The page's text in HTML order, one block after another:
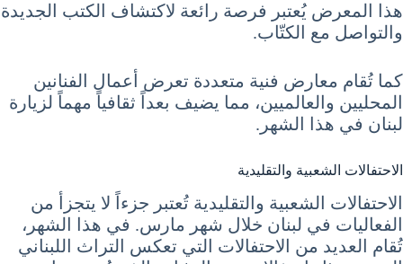
هذا المعرض يُعتبر فرصة رائعة لاكتشاف الكتب الجديدة
والتواصل مع الكتّاب.
كما تُقام معارض فنية متعددة تعرض أعمال الفنانين
المحليين والعالميين، مما يضيف بعداً ثقافياً مهماً لزيارة
لبنان في هذا الشهر.
الاحتفالات الشعبية والتقليدية
الاحتفالات الشعبية والتقليدية تُعتبر جزءاً لا يتجزأ من
الفعاليات في لبنان خلال شهر مارس. في هذا الشهر،
تُقام العديد من الاحتفالات التي تعكس التراث اللبناني